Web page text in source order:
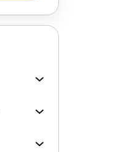
was du